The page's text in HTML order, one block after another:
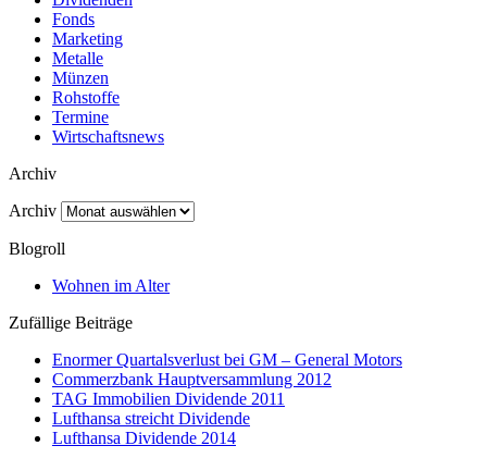
Fonds
Marketing
Metalle
Münzen
Rohstoffe
Termine
Wirtschaftsnews
Archiv
Archiv
Blogroll
Wohnen im Alter
Zufällige Beiträge
Enormer Quartalsverlust bei GM – General Motors
Commerzbank Hauptversammlung 2012
TAG Immobilien Dividende 2011
Lufthansa streicht Dividende
Lufthansa Dividende 2014